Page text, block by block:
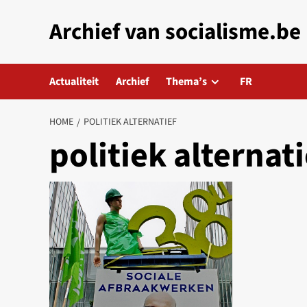
Archief van socialisme.be
Actualiteit Archief Thema’s FR
HOME POLITIEK ALTERNATIEF
politiek